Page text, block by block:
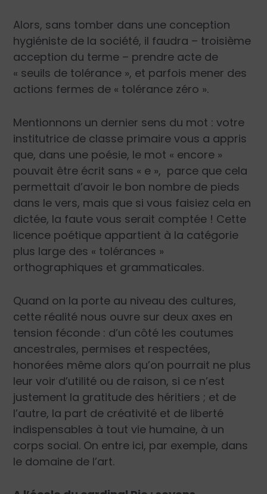
Alors, sans tomber dans une conception
hygiéniste de la société, il faudra – troisième
acception du terme – prendre acte de
« seuils de tolérance », et parfois mener des
actions fermes de « tolérance zéro ».
Mentionnons un dernier sens du mot : votre
institutrice de classe primaire vous a appris
que, dans une poésie, le mot « encore »
pouvait être écrit sans « e », parce que cela
permettait d’avoir le bon nombre de pieds
dans le vers, mais que si vous faisiez cela en
dictée, la faute vous serait comptée ! Cette
licence poétique appartient à la catégorie
plus large des « tolérances »
orthographiques et grammaticales.
Quand on la porte au niveau des cultures,
cette réalité nous ouvre sur deux axes en
tension féconde : d’un côté les coutumes
ancestrales, permises et respectées,
honorées même alors qu’on pourrait ne plus
leur voir d’utilité ou de raison, si ce n’est
justement la gratitude des héritiers ; et de
l’autre, la part de créativité et de liberté
indispensables à tout vie humaine, à un
corps social. On entre ici, par exemple, dans
le domaine de l’art.